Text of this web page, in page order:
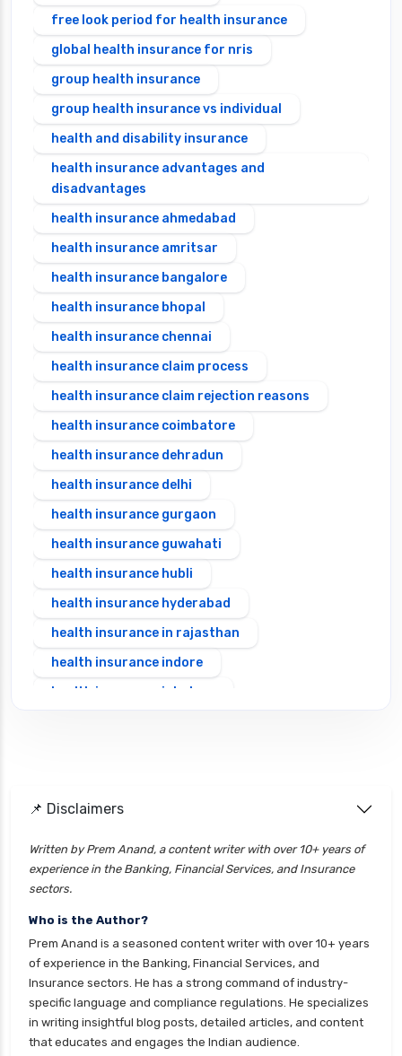
free look period for health insurance
global health insurance for nris
group health insurance
group health insurance vs individual
health and disability insurance
health insurance advantages and
disadvantages
health insurance ahmedabad
health insurance amritsar
health insurance bangalore
health insurance bhopal
health insurance chennai
health insurance claim process
health insurance claim rejection reasons
health insurance coimbatore
health insurance dehradun
health insurance delhi
health insurance gurgaon
health insurance guwahati
health insurance hubli
health insurance hyderabad
health insurance in rajasthan
health insurance indore
health insurance jabalpur
health insurance lucknow
health insurance mumbai
health insurance nagpur
health insurance noida
health insurance patna
health insurance portability
health insurance premium calculator
📌 Disclaimers
Written by Prem Anand, a content writer with over 10+ years of
experience in the Banking, Financial Services, and Insurance
sectors.
Who is the Author?
Prem Anand is a seasoned content writer with over 10+ years
of experience in the Banking, Financial Services, and
Insurance sectors. He has a strong command of industry-
specific language and compliance regulations. He specializes
in writing insightful blog posts, detailed articles, and content
that educates and engages the Indian audience.